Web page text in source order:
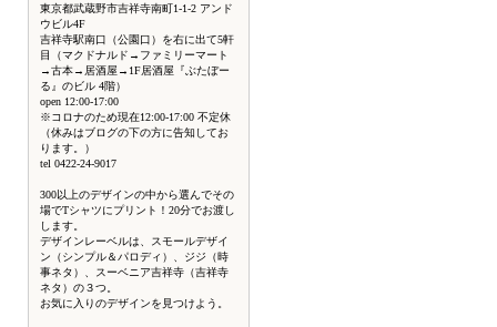
東京都武蔵野市吉祥寺南町1-1-2 アンド
ウビル4F
吉祥寺駅南口（公園口）を右に出て5軒
目（マクドナルド→ファミリーマート
→古本→居酒屋→1F居酒屋『ぶたぼー
る』のビル 4階）
open 12:00-17:00
※コロナのため現在12:00-17:00 不定休
（休みはブログの下の方に告知してお
ります。）
tel 0422-24-9017
300以上のデザインの中から選んでその
場でTシャツにプリント！20分でお渡し
します。
デザインレーベルは、スモールデザイ
ン（シンプル＆パロディ）、ジジ（時
事ネタ）、スーベニア吉祥寺（吉祥寺
ネタ）の３つ。
お気に入りのデザインを見つけよう。